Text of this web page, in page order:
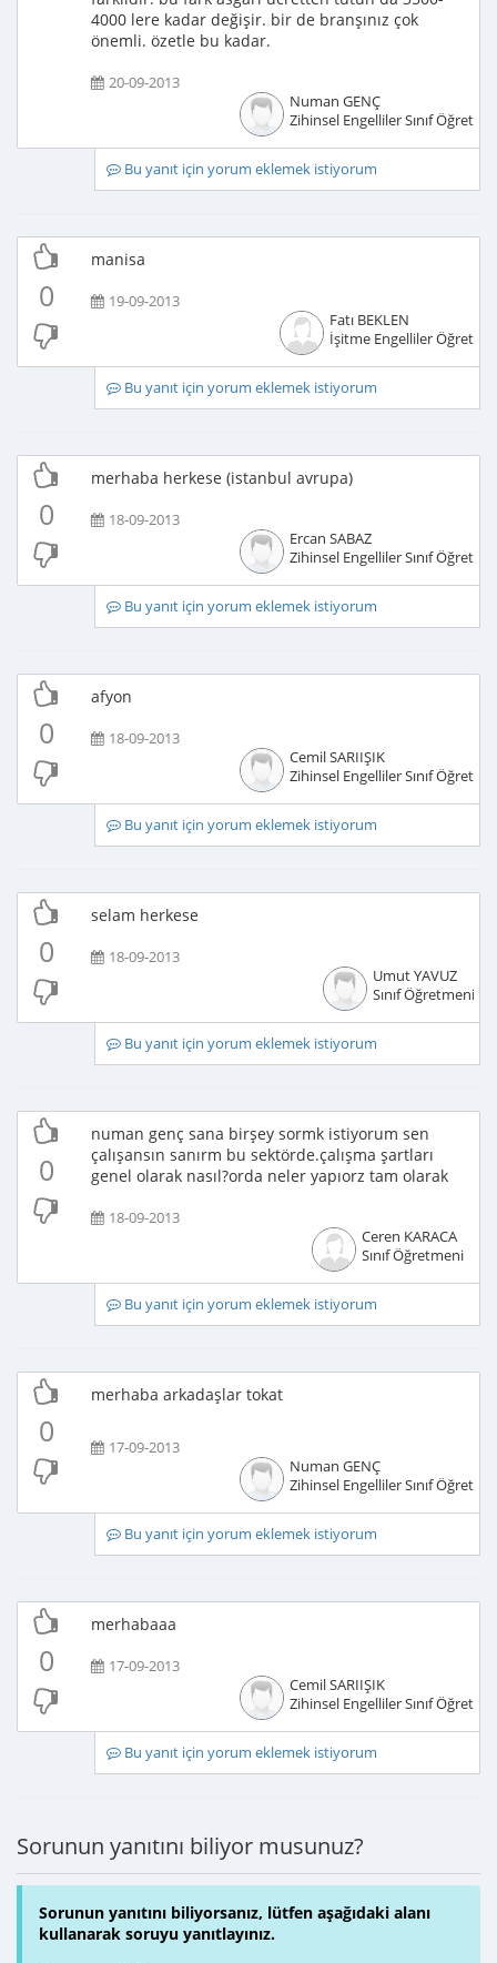
4000 lere kadar değişir. bir de branşınız çok
önemli. özetle bu kadar.
20-09-2013
Numan GENÇ
Zihinsel Engelliler Sınıf
Bu yanıt için yorum eklemek istiyorum
0
manisa
19-09-2013
Fatı BEKLEN
İşitme Engelliler
Bu yanıt için yorum eklemek istiyorum
0
merhaba herkese (istanbul avrupa)
18-09-2013
Ercan SABAZ
Zihinsel Engelliler Sınıf
Bu yanıt için yorum eklemek istiyorum
0
afyon
18-09-2013
Cemil SARIIŞIK
Zihinsel Engelliler Sınıf
Bu yanıt için yorum eklemek istiyorum
0
selam herkese
18-09-2013
Umut YAVUZ
Sınıf Öğretmeni
Bu yanıt için yorum eklemek istiyorum
0
numan genç sana birşey sormk istiyorum sen
çalışansın sanırm bu sektörde.çalışma şartları
genel olarak nasıl?orda neler yapıorz tam olarak
18-09-2013
Ceren KARACA
Sınıf Öğretmeni
Bu yanıt için yorum eklemek istiyorum
0
merhaba arkadaşlar tokat
17-09-2013
Numan GENÇ
Zihinsel Engelliler Sınıf
Bu yanıt için yorum eklemek istiyorum
0
merhabaaa
17-09-2013
Cemil SARIIŞIK
Zihinsel Engelliler Sınıf
Bu yanıt için yorum eklemek istiyorum
Sorunun yanıtını biliyor musunuz?
Sorunun yanıtını biliyorsanız, lütfen aşağıdaki alanı
kullanarak soruyu yanıtlayınız.